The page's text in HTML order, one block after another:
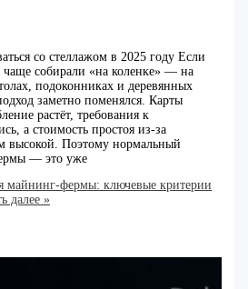
со стеллажом в 2025 году Если
собирали «на коленке» — на
подоконниках и деревянных
заметно поменялся. Карты
растёт, требования к
а стоимость простоя из‑за
высокой. Поэтому нормальный
— это уже
майнинг-фермы: ключевые критерии
далее »